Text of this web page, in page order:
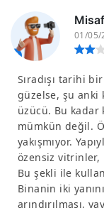
01/05/
Sıradışı tarihi
güzelse, şu anki
üzücü. Bu kadar
mümkün değil.
yakışmıyor.
özensiz vitrinler,
Bu şekli ile
Binanin iki
arındırılması,